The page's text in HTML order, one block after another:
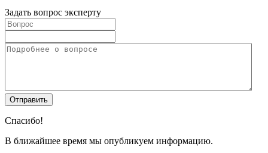
Задать вопрос эксперту
Спасибо!
В ближайшее время мы опубликуем информацию.